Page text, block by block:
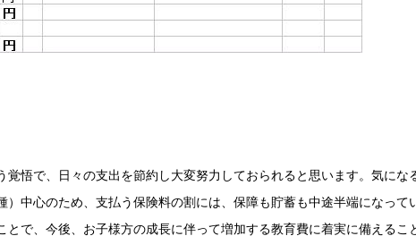
悟で、日々の支出を節約し大変努力しておられると思います。気にな
中心のため、支払う保険料の割には、保障も貯蓄も中途半端になって
で、今後、お子様方の成長に伴って増加する教育費に着実に備えるこ